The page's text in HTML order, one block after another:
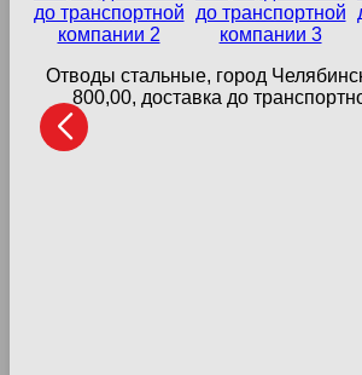
Отводы стальные, город
800,00, доставка до